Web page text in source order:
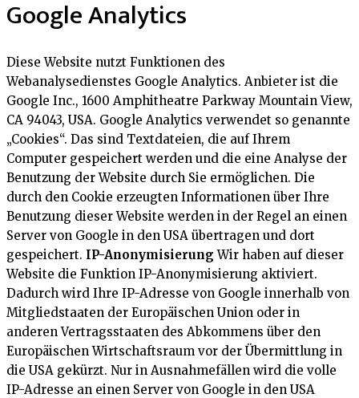
Google Analytics
Diese Website nutzt Funktionen des
Webanalysedienstes Google Analytics. Anbieter ist die
Google Inc., 1600 Amphitheatre Parkway Mountain View,
CA 94043, USA. Google Analytics verwendet so genannte
„Cookies“. Das sind Textdateien, die auf Ihrem
Computer gespeichert werden und die eine Analyse der
Benutzung der Website durch Sie ermöglichen. Die
durch den Cookie erzeugten Informationen über Ihre
Benutzung dieser Website werden in der Regel an einen
Server von Google in den USA übertragen und dort
gespeichert. IP-Anonymisierung Wir haben auf dieser
Website die Funktion IP-Anonymisierung aktiviert.
Dadurch wird Ihre IP-Adresse von Google innerhalb von
Mitgliedstaaten der Europäischen Union oder in
anderen Vertragsstaaten des Abkommens über den
Europäischen Wirtschaftsraum vor der Übermittlung in
die USA gekürzt. Nur in Ausnahmefällen wird die volle
IP-Adresse an einen Server von Google in den USA